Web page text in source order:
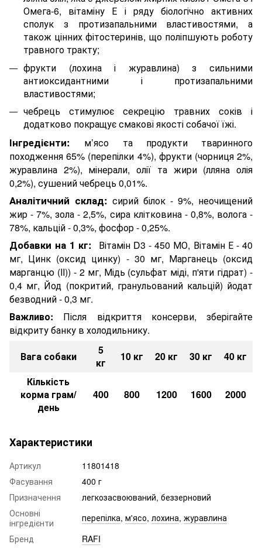
Омега-6, вітаміну Е і ряду біологічно активних
сполук з протизапальними властивостями, а
також цінних фітостеринів, що поліпшують роботу
травного тракту;
фрукти (лохина і журавлина) з сильними
антиоксидантними і протизапальними
властивостями;
чебрець стимулює секрецію травних соків і
додатково покращує смакові якості собачої їжі.
Інгредієнти: м’ясо та продукти тваринного
походження 65% (перепілки 4%), фрукти (чорниця 2%,
журавлина 2%), мінерали, олії та жири (лляна олія
0,2%), сушений чебрець 0,01%.
Аналітичний склад: сирий білок - 9%, неочищений
жир - 7%, зола - 2,5%, сира клітковина - 0,8%, волога -
78%, кальцій - 0,3%, фосфор - 0,25%.
Добавки на 1 кг:
Вітамін D3 - 450 МО, Вітамін Е - 40
мг, Цинк (оксид цинку) - 30 мг, Марганець (оксид
марганцю (II)) - 2 мг, Мідь (сульфат міді, п'яти гідрат) -
0,4 мг, Йод (покритий, гранульований кальцій) йодат
безводний - 0,3 мг.
Важливо: Після відкриття консерви, зберігайте
відкриту банку в холодильнику.
Вага собаки
5
кг
10 кг 20 кг 30 кг
40 кг
Кількість
корма грам/
день
400 800 1200 1600 2000
Характеристики
Артикул
11801418
Фасування
400 г
Призначення
легкозасвоюваний, беззерновий
Основні
інгредієнти
перепілка, м'ясо, лохина, журавлина
Бренд
RAFI